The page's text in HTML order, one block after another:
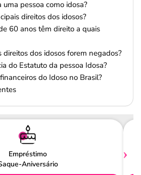
uma pessoa como idosa?
direitos dos idosos?
60 anos têm direito a quais
direitos dos idosos forem negados?
do Estatuto da pessoa Idosa?
do Idoso no Brasil?
Empréstimo
Aniversário